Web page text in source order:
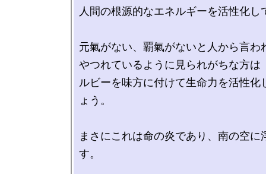
人間の根源的なエネルギーを活性化し
元氣がない、覇氣がないと人から言わ
やつれているように見られがちな方は
ルビーを味方に付けて生命力を活性化
ょう。
まさにこれは命の炎であり、南の空に
す。